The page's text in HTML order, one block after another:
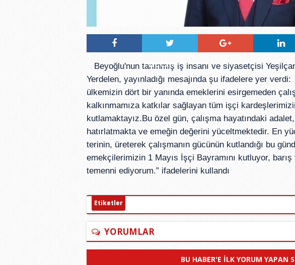
Tweetle
Beyoğlu'nun tanınmış iş insanı ve siyasetçisi
Yerdelen, yayınladığı mesajında şu ifadelere yer
ülkemizin dört bir yanında emeklerini esirgemeden
kalkınmamıza katkılar sağlayan tüm işçi
kutlamaktayız.Bu özel gün, çalışma hayatındaki
hatırlatmakta ve emeğin değerini yüceltmektedir. En
terinin, üreterek çalışmanın gücünün kutlandığı bu
emekçilerimizin 1 Mayıs İşçi Bayramını kutluyor,
temenni ediyorum.” ifadelerini kullandı
Etiketler
YORUMLAR
BU HABER'E ILK YORUM YAPAN